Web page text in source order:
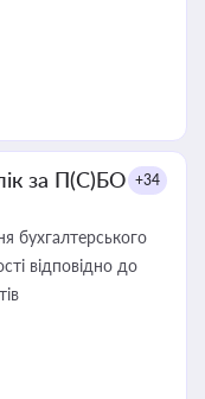
за П(С)БО +34
бухгалтерського
відповідно до